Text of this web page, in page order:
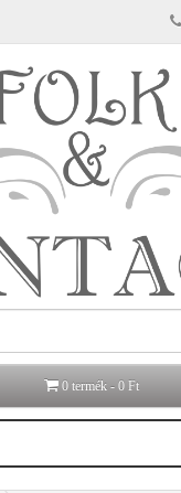
0 termék - 0 Ft